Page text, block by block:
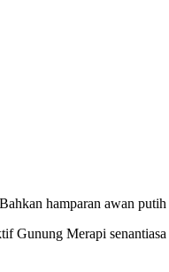
hamparan awan
Gunung Merapi